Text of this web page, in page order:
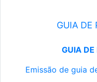
GUIA DE
GUIA DE
Emissão de guia